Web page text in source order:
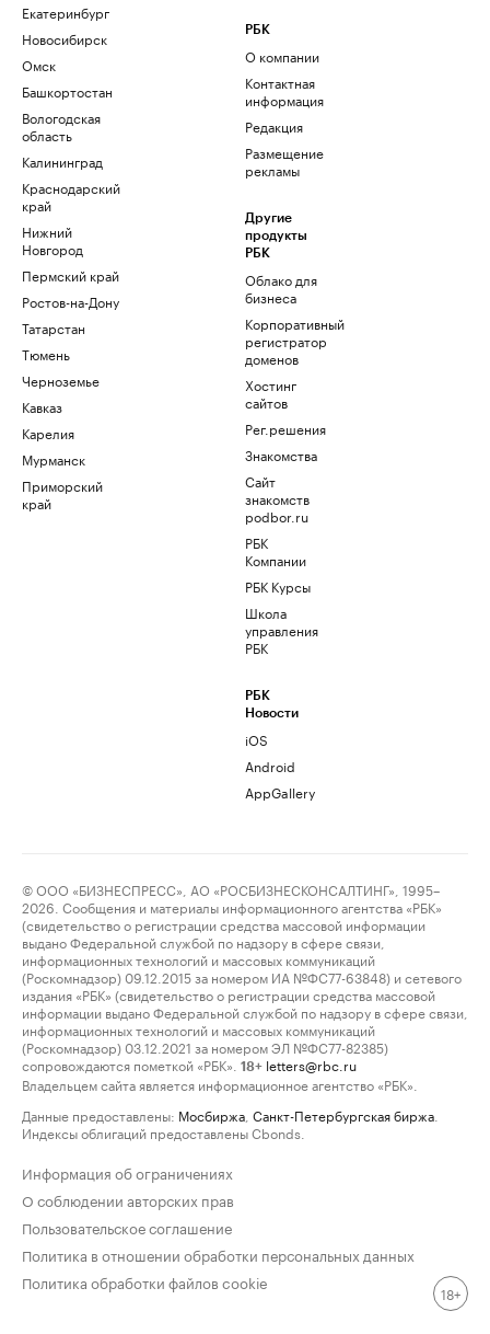
Екатеринбург
Новосибирск
Омск
Башкортостан
Вологодская
область
Калининград
Краснодарский
край
Нижний
Новгород
Пермский край
Ростов-на-Дону
Татарстан
Тюмень
Черноземье
Кавказ
Карелия
Мурманск
Приморский
край
РБК
О компании
Контактная
информация
Редакция
Размещение
рекламы
Другие
продукты
РБК
Облако для
бизнеса
Корпоративный
регистратор
доменов
Хостинг
сайтов
Рег.решения
Знакомства
Сайт
знакомств
podbor.ru
РБК
Компании
РБК Курсы
Школа
управления
РБК
РБК
Новости
iOS
Android
AppGallery
© ООО «БИЗНЕСПРЕСС», АО «РОСБИЗНЕСКОНСАЛТИНГ», 1995–
2026. Сообщения и материалы информационного агентства «РБК»
(свидетельство о регистрации средства массовой информации
выдано Федеральной службой по надзору в сфере связи,
информационных технологий и массовых коммуникаций
(Роскомнадзор) 09.12.2015 за номером ИА №ФС77-63848) и сетевого
издания «РБК» (свидетельство о регистрации средства массовой
информации выдано Федеральной службой по надзору в сфере связи,
информационных технологий и массовых коммуникаций
(Роскомнадзор) 03.12.2021 за номером ЭЛ №ФС77-82385)
сопровождаются пометкой «РБК».
18+ letters@rbc.ru
Владельцем сайта является информационное агентство «РБК».
Данные предоставлены: Мосбиржа Санкт-Петербургская биржа
Индексы облигаций предоставлены Cbonds.
Информация об ограничениях
О соблюдении авторских прав
Пользовательское соглашение
Политика в отношении обработки персональных данных
Политика обработки файлов cookie
18+